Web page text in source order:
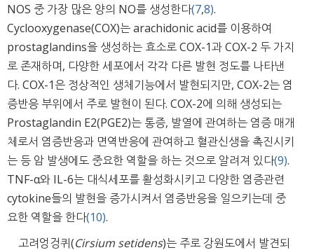
NOS 중 가장 많은 양의 NO를 생성한다(7,8).
Cyclooxygenase(COX)는 arachidonic acid를 이용하여
prostaglandins을 생성하는 효소로 COX-1과 COX-2 두 가지
로 존재하며, 다양한 세포에서 각각 다른 발현 정도를 나타낸
다. COX-1은 정상적인 생체기능에서 발현되지만, COX-2는 염
증반응 부위에서 주로 발현이 된다. COX-2에 의해 생성되는
Prostaglandin E2(PGE2)는 통증, 발열에 관여하는 염증 매개
체로서 염증반응과 면역반응에 관여하고 혈관신생을 촉진시키
는 등 암 발생에도 중요한 역할을 하는 것으로 알려져 있다(9).
TNF-α와 IL-6는 대식세포를 활성화시키고 다양한 염증관련
cytokine들의 발현을 증가시켜서 염증반응을 일으키는데 중
요한 역할을 한다(10).
고려엉겅퀴(Cirsium setidens)는 주로 강원도에서 발견되